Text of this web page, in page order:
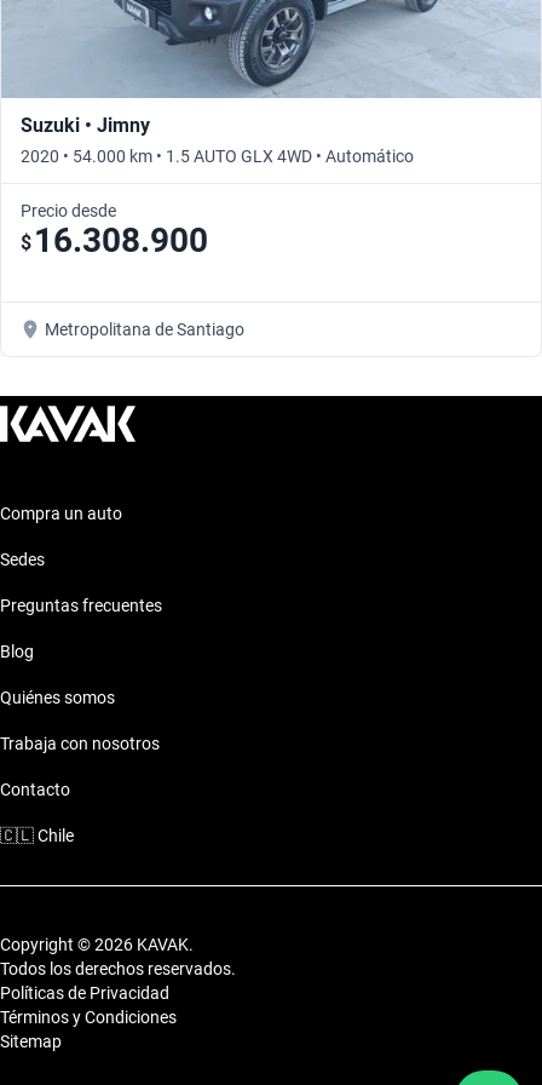
Suzuki • Jimny
2020 • 54.000 km • 1.5 AUTO GLX 4WD • Automático
Precio desde
$ 16.308.900
Metropolitana de Santiago
Compra un auto
Sedes
Preguntas frecuentes
Blog
Quiénes somos
Trabaja con nosotros
Contacto
🇨🇱Chile
Copyright © 2026 KAVAK.
Todos los derechos reservados.
Políticas de Privacidad
Términos y Condiciones
Sitemap